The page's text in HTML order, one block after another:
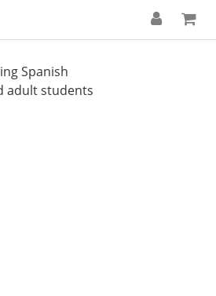
Spanish
adult students